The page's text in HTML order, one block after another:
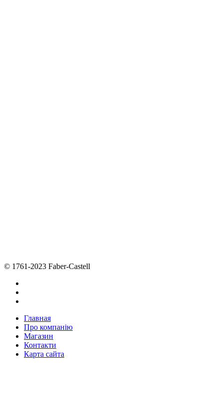
© 1761-2023 Faber-Castell
Главная
Про компанію
Магазин
Контакти
Карта сайта